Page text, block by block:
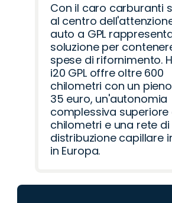
Con il caro carburanti
al centro
auto a GPL
soluzione per
spese di rifornimento.
i20 GPL offre oltre 600
chilometri con un
35 euro, un'autonomia
complessiva superiore
chilometri e una rete di
distribuzione capillare
in Europa.